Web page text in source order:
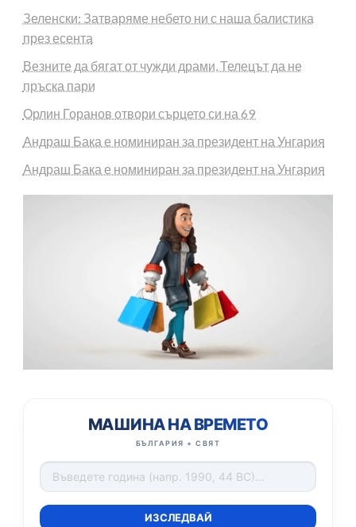
Зеленски: Затваряме небето ни с наша балистика
през есента
Везните да бягат от чужди драми, Телецът да не
пръска пари
Орлин Горанов отвори сърцето си на 69
Андраш Бака е номиниран за президент на Унгария
Андраш Бака е номиниран за президент на Унгария
МАШИНА НА ВРЕМЕТО
БЪЛГАРИЯ + СВЯТ
ИЗСЛЕДВАЙ